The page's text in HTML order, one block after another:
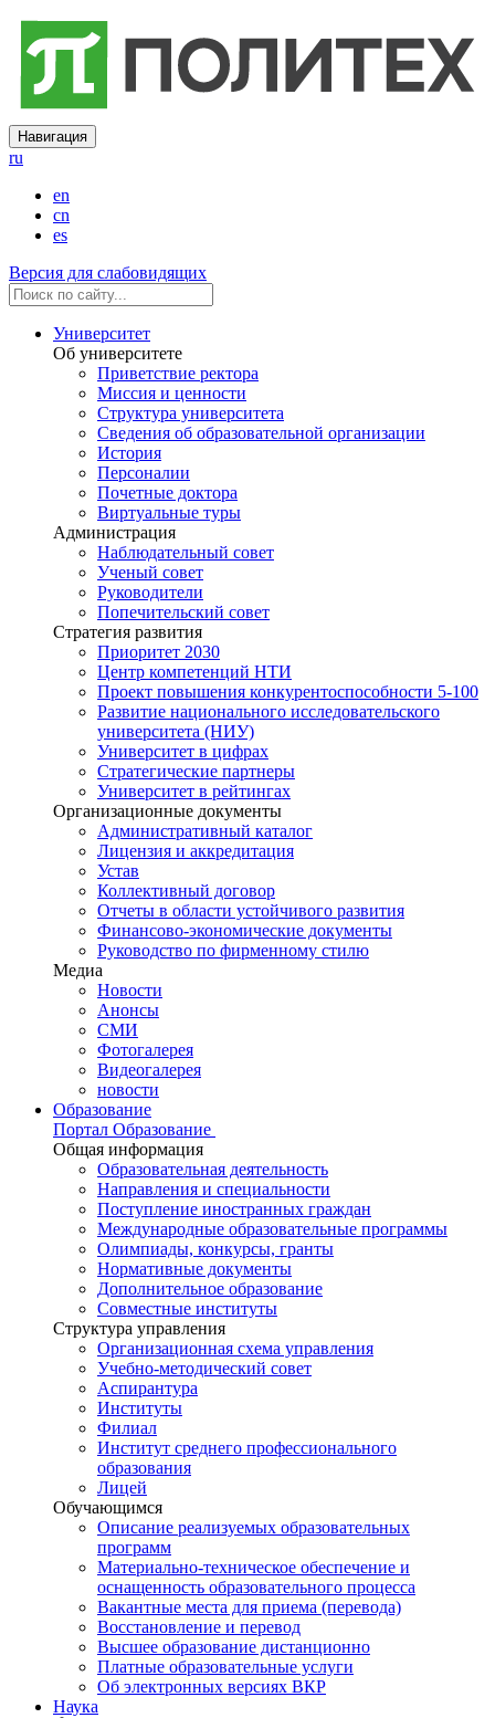
Навигация
ru
en
cn
es
Версия для слабовидящих
Университет
Об университете
Приветствие ректора
Миссия и ценности
Структура университета
Сведения об образовательной организации
История
Персоналии
Почетные доктора
Виртуальные туры
Администрация
Наблюдательный совет
Ученый совет
Руководители
Попечительский совет
Стратегия развития
Приоритет 2030
Центр компетенций НТИ
Проект повышения конкурентоспособности 5-100
Развитие национального исследовательского
университета (НИУ)
Университет в цифрах
Стратегические партнеры
Университет в рейтингах
Организационные документы
Административный каталог
Лицензия и аккредитация
Устав
Коллективный договор
Отчеты в области устойчивого развития
Финансово-экономические документы
Руководство по фирменному стилю
Медиа
Новости
Анонсы
СМИ
Фотогалерея
Видеогалерея
новости
Образование
Портал Образование
Общая информация
Образовательная деятельность
Направления и специальности
Поступление иностранных граждан
Международные образовательные программы
Олимпиады, конкурсы, гранты
Нормативные документы
Дополнительное образование
Совместные институты
Структура управления
Организационная схема управления
Учебно-методический совет
Аспирантура
Институты
Филиал
Институт среднего профессионального
образования
Лицей
Обучающимся
Описание реализуемых образовательных
программ
Материально-техническое обеспечение и
оснащенность образовательного процесса
Вакантные места для приема (перевода)
Восстановление и перевод
Высшее образование дистанционно
Платные образовательные услуги
Об электронных версиях ВКР
Наука